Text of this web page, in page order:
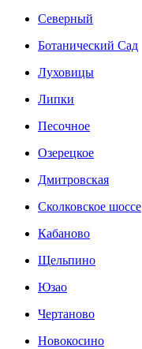
Северный
Ботанический Сад
Луховицы
Липки
Песочное
Озерецкое
Дмитровская
Сколковское шоссе
Кабаново
Щельпино
Юзао
Чертаново
Новокосино